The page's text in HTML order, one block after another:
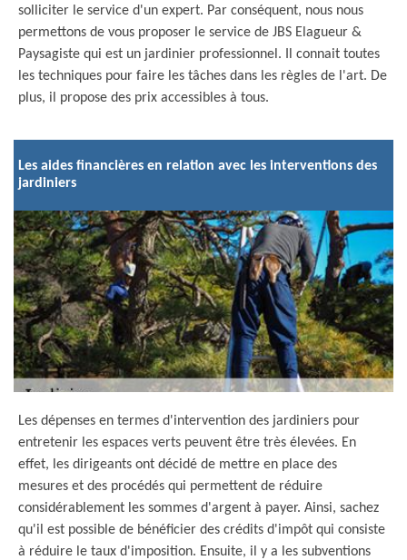
solliciter le service d'un expert. Par conséquent, nous nous
permettons de vous proposer le service de JBS Elagueur &
Paysagiste qui est un jardinier professionnel. Il connait toutes
les techniques pour faire les tâches dans les règles de l'art. De
plus, il propose des prix accessibles à tous.
Les aides financières en relation avec les interventions des
jardiniers
Les dépenses en termes d'intervention des jardiniers pour
entretenir les espaces verts peuvent être très élevées. En
effet, les dirigeants ont décidé de mettre en place des
mesures et des procédés qui permettent de réduire
considérablement les sommes d'argent à payer. Ainsi, sachez
qu'il est possible de bénéficier des crédits d'impôt qui consiste
à réduire le taux d'imposition. Ensuite, il y a les subventions